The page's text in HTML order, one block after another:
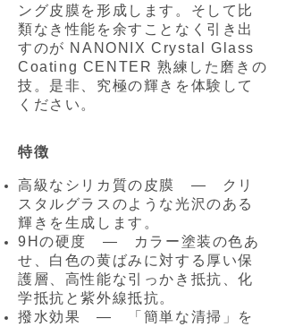
ング皮膜を形成します。そして比
類なき性能を余すことなく引き出
すのが NANONIX Crystal Glass
Coating CENTER 熟練した磨きの
技。是非、究極の輝きを体験して
ください。
特徴
高級なシリカ質の皮膜 ― クリ
スタルグラスのような光沢のある
輝きを生成します。
9Hの硬度 ― カラー塗装の色あ
せ、白色の黄ばみに対する厚い保
護層、高性能な引っかき抵抗、化
学抵抗と紫外線抵抗。
撥水効果 ― 「簡単な清掃」を